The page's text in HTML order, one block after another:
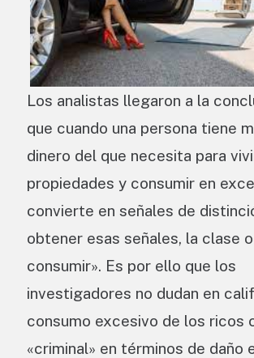
Los analistas llegaron a la
que cuando una persona tiene
dinero del que necesita para
propiedades y consumir en
convierte en señales de
obtener esas señales, la clase
consumir». Es por ello que los
investigadores no dudan en
consumo excesivo de los ricos
«criminal» en términos de daño